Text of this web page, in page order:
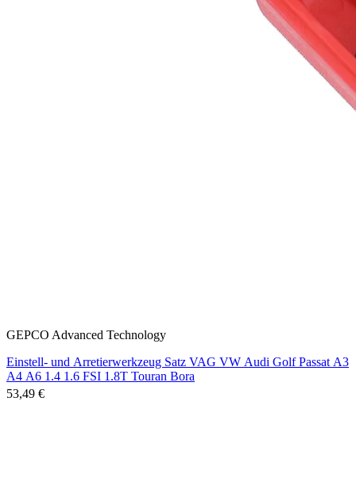
GEPCO Advanced Technology
Einstell- und Arretierwerkzeug Satz VAG VW Audi Golf Passat A3
A4 A6 1.4 1.6 FSI 1.8T Touran Bora
53,49 €